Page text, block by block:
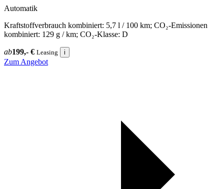
Automatik
Kraftstoffverbrauch kombiniert: 5,7 l / 100 km; CO₂-Emissionen
kombiniert: 129 g / km; CO₂-Klasse: D
ab199,- € Leasing i
Zum Angebot